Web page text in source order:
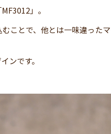
」。
ことで、他とは一味違った
ンです。